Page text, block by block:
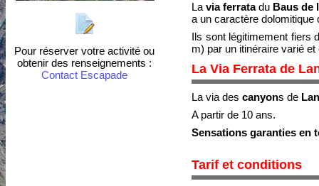
Pour réserver votre activité ou
obtenir des renseignements :
Contact Escapade
La via ferratadu Baus de
a un caractère dolomitique
Ils sont légitimement fiers
m) par un itinéraire varié et
La Via Ferrata de
La via des canyons de
A partir de 10 ans.
Sensations garanties en
Tarif et conditions